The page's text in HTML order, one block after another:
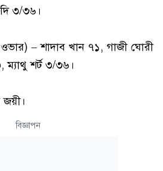
৩/৩৬।
– শাদাব খান ৭১, গাজী ঘোরী
শর্ট ৩/৩৬।
জয়ী।
বিজ্ঞাপন